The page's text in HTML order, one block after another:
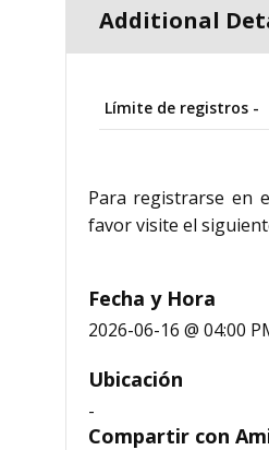
Additional
Límite de registros -
Para registrarse en
favor visite el
Fecha y Hora
2026-06-16 @ 04:00
Ubicación
-
Compartir con